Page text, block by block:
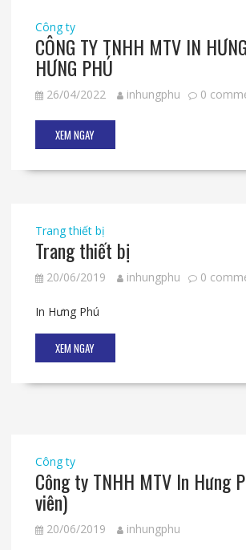
Công ty
CÔNG TY TNHH MTV IN
HƯNG PHÚ
26/04/2022 inhungphu 0
XEM NGAY
Trang thiết bị
Trang thiết bị
20/06/2019 inhungphu 0
In Hưng Phú
XEM NGAY
Công ty
Công ty TNHH MTV In Hưng
viên)
20/06/2019 inhungphu